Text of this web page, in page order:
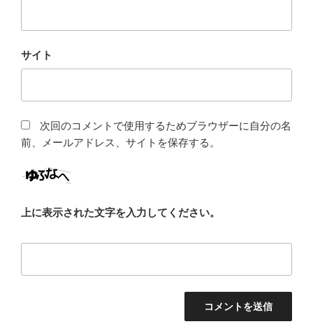
サイト
次回のコメントで使用するためブラウザーに自分の名
前、メールアドレス、サイトを保存する。
上に表示された文字を入力してください。